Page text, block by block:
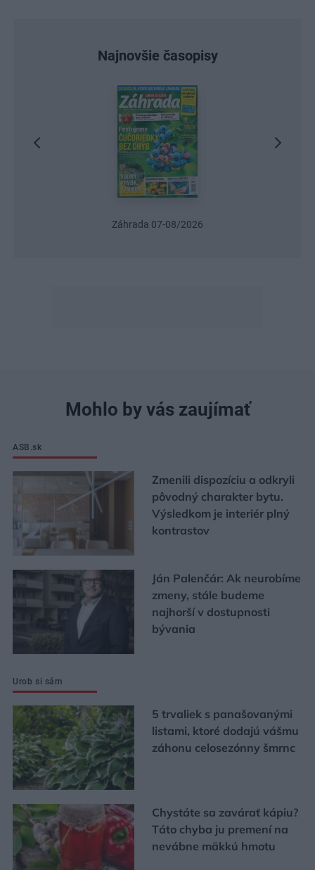
Najnovšie časopisy
Záhrada 07-08/2026
Mohlo by vás zaujímať
ASB.sk
Zmenili dispozíciu a odkryli
pôvodný charakter bytu.
Výsledkom je interiér plný
kontrastov
Ján Palenčár: Ak neurobíme
zmeny, stále budeme
najhorší v dostupnosti
bývania
Urob si sám
5 trvaliek s panašovanými
listami, ktoré dodajú vášmu
záhonu celosezónny šmrnc
Chystáte sa zavárať kápiu?
Táto chyba ju premení na
nevábne mäkkú hmotu